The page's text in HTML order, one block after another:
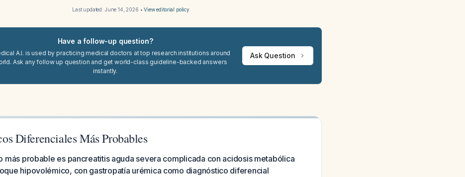
Last updated: June 14, 2026 •View editorial policy
Have a follow-up question?
A.I. is used by practicing medical doctors at top research institutions around
Ask any follow up question and get world-class guideline-backed answers
instantly.
Ask Question
Diferenciales Más Probables
más probable es pancreatitis aguda severa complicada con acidosis metabólica
hipovolémico, con gastropatía urémica como diagnóstico diferencial